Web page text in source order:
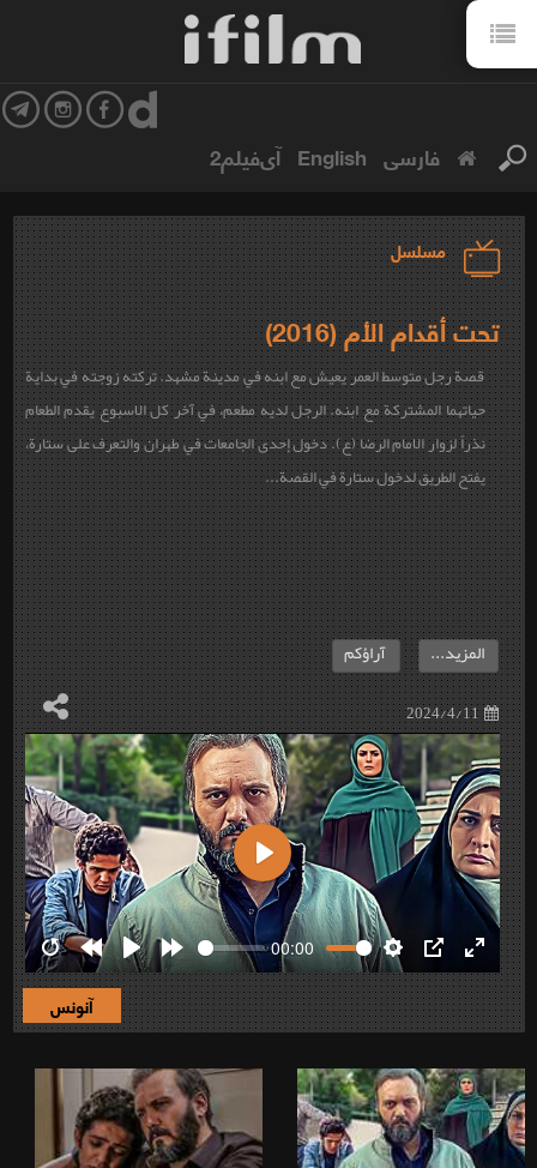
فارسی English آی‌فیلم2
مسلسل
تحت أقدام الأم (2016)
قصة رجل متوسط العمر يعيش مع ابنه في مدينة مشهد. تركته زوجته في بداية
حياتهما المشتركة مع ابنه. الرجل لديه مطعم، في آخر كل الاسبوع يقدم الطعام
نذراً لزوار الامام الرضا (ع). دخول إحدى الجامعات في طهران والتعرف على ستارة،
يفتح الطريق لدخول ستارة في القصة...
2024/4/11
المزيد... آراؤكم
RestartRewind
10s
Play Forward
10s
00:00
Settings
PIP Enter
Play
آنونس